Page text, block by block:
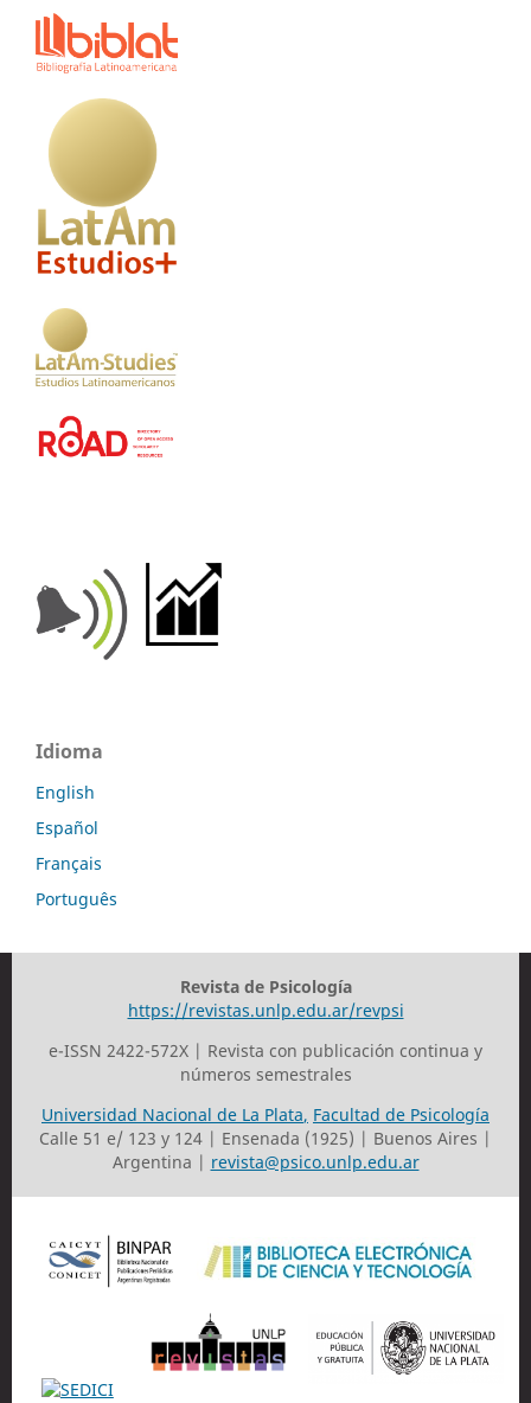
Idioma
English
Español
Français
Português
Revista de Psicología
https://revistas.unlp.edu.ar/revpsi
e-ISSN 2422-572X | Revista con publicación continua y
números semestrales
Universidad Nacional de La Plata, Facultad de Psicología
Calle 51 e/ 123 y 124 | Ensenada (1925) | Buenos Aires |
Argentina | revista@psico.unlp.edu.ar